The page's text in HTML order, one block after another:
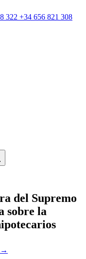
322 +34 656 821 308
del Supremo
sobre la
→